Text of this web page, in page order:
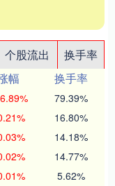
个股流出
换手率
幅
换手率
79.39%
16.80%
14.18%
14.77%
5.62%